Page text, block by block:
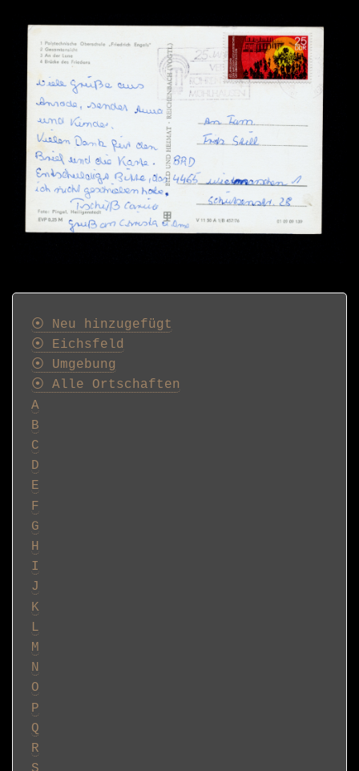
Postkarten
⦿ Neu hinzugefügt
⦿ Eichsfeld
⦿ Umgebung
⦿ Alle Ortschaften
A
B
C
D
E
F
G
H
I
J
K
L
M
N
O
P
Q
R